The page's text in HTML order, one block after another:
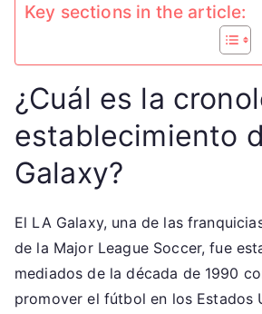
Key sections in the article:
¿Cuál es la
establecimiento
Galaxy?
El LA Galaxy, una de las
de la Major League Soccer, fue
mediados de la década de 1990
promover el fútbol en los Estados